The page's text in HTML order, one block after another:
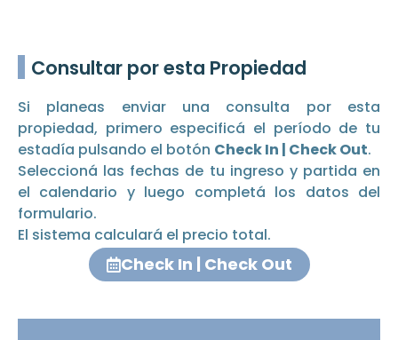
Consultar por esta Propiedad
Si planeas enviar una consulta por esta
propiedad, primero especificá el período de tu
estadía pulsando el botón Check In | Check Out.
Seleccioná las fechas de tu ingreso y partida en
el calendario y luego completá los datos del
formulario.
El sistema calculará el precio total.
Check In | Check Out